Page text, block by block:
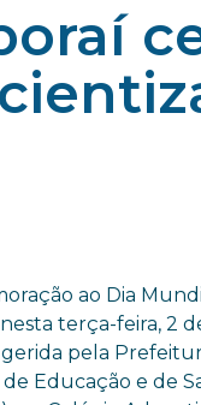
ao Dia
terça-feira, 2
pela
de Educação e de